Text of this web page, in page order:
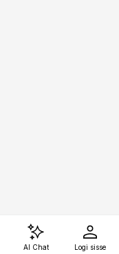
AI Chat Logi sisse